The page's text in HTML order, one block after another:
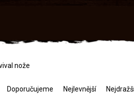
nože
Doporučujeme Nejlevnější